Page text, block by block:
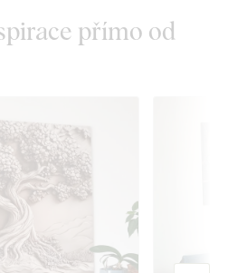
přímo od